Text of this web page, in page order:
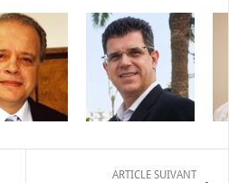
ARTICLE SUIVANT